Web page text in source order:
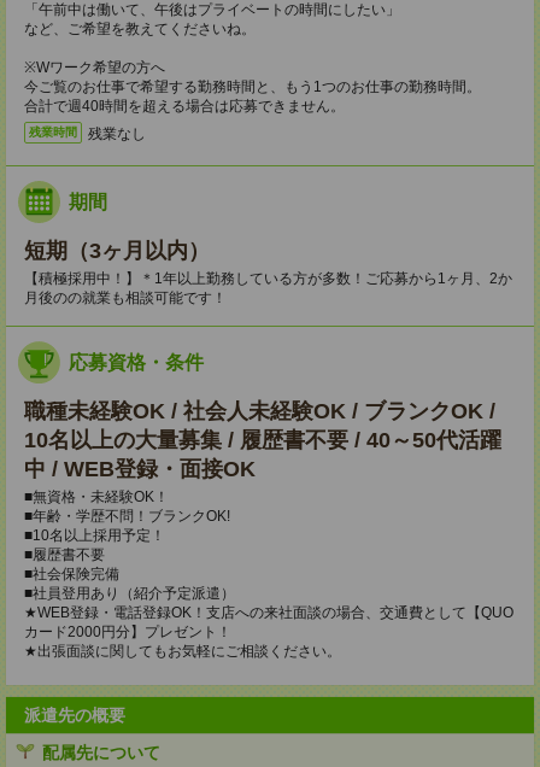
「午前中は働いて、午後はプライベートの時間にしたい」
など、ご希望を教えてくださいね。
※Wワーク希望の方へ
今ご覧のお仕事で希望する勤務時間と、もう1つのお仕事の勤務時間。
合計で週40時間を超える場合は応募できません。
残業時間 残業なし
期間
短期（3ヶ月以内）
【積極採用中！】＊1年以上勤務している方が多数！ご応募から1ヶ月、2か
月後のの就業も相談可能です！
応募資格・条件
職種未経験OK / 社会人未経験OK / ブランクOK /
10名以上の大量募集 / 履歴書不要 / 40～50代活躍
中 / WEB登録・面接OK
■無資格・未経験OK！
■年齢・学歴不問！ブランクOK!
■10名以上採用予定！
■履歴書不要
■社会保険完備
■社員登用あり（紹介予定派遣）
★WEB登録・電話登録OK！支店への来社面談の場合、交通費として【QUO
カード2000円分】プレゼント！
★出張面談に関してもお気軽にご相談ください。
派遣先の概要
配属先について